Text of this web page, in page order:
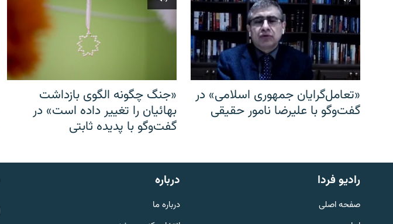
English
به ما بپیوندید
«تعامل‌گرایان جمهوری اسلامی» در
گفت‌وگو با علیرضا نامور حقیقی
«جنگ چگونه الگوی بازداشت
بهائیان را تغییر داده است» در
گفت‌وگو با پدیده ثابتی
رادیو فردا
صفحه اصلی
درباره
درباره ما